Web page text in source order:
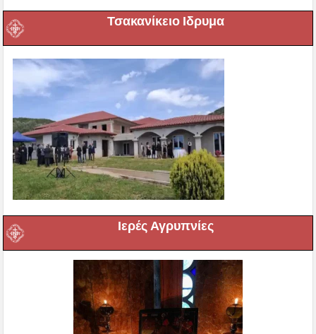
Τσακανίκειο Ιδρυμα
Ιερές Αγρυπνίες